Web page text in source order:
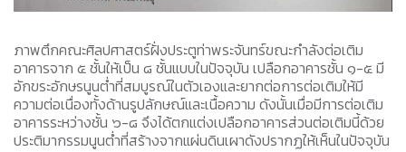
ภาพตึกคณะศิลปศาสตร์ฝั่งประตูท่าพระจันทร์ขณะกำลังต่อเติม
อาคารจาก ๕ ชั้นให้เป็น ๘ ชั้นแบบในปัจจุบัน เปลือกอาคารชั้น ๑-๕ มี
อักขระอักษรนูนต่ำที่สมบูรณ์ในตัวเองและยากต่อการต่อเติมให้มี
ความต่อเนื่องทั้งด้านรูปลักษณ์และเนื้อความ ดังนั้นเมื่อมีการต่อเติม
อาคารระหว่างชั้น ๖-๘ จึงได้ตกแต่งเปลือกอาคารส่วนต่อเติมนี้ด้วย
ประติมากรรมนูนต่ำที่สร้างจากแผ่นดินเผาดังปรากฏให้เห็นในปัจจุบัน